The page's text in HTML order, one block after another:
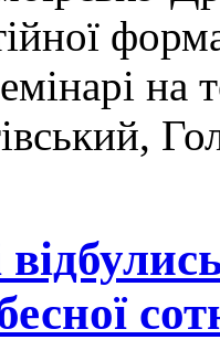
на